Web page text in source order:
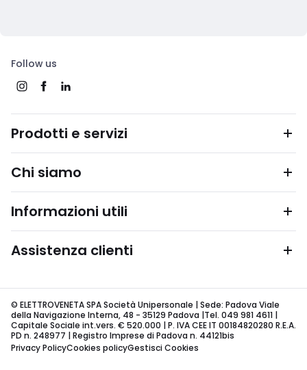
Follow us
Prodotti e servizi
Chi siamo
Informazioni utili
Assistenza clienti
© ELETTROVENETA SPA Società Unipersonale | Sede: Padova Viale
della Navigazione Interna, 48 - 35129 Padova |Tel. 049 981 4611 |
Capitale Sociale int.vers. € 520.000 | P. IVA CEE IT 00184820280 R.E.A.
PD n. 248977 | Registro Imprese di Padova n. 44121bis
Privacy PolicyCookies policyGestisci Cookies